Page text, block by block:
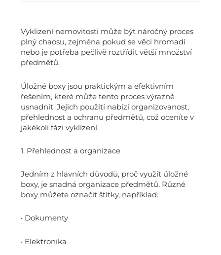
Vyklizení nemovitosti může být náročný proces
plný chaosu, zejména pokud se věci hromadí
nebo je potřeba pečlivě roztřídit větší množství
předmětů.
Úložné boxy jsou praktickým a efektivním
řešením, které může tento proces výrazně
usnadnit. Jejich použití nabízí organizovanost,
přehlednost a ochranu předmětů, což oceníte v
jakékoli fázi vyklízení.
1. Přehlednost a organizace
Jedním z hlavních důvodů, proč využít úložné
boxy, je snadná organizace předmětů. Různé
boxy můžete označit štítky, například:
• Dokumenty
• Elektronika